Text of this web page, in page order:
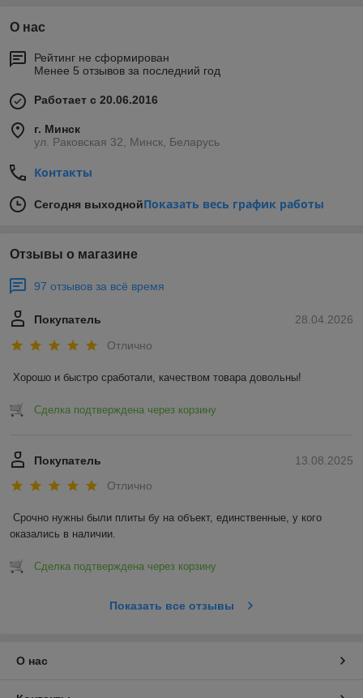
О нас
Рейтинг не сформирован
Менее 5 отзывов за последний год
Работает с 20.06.2016
г. Минск
ул. Раковская 32, Минск, Беларусь
Контакты
Сегодня выходнойПоказать весь график работы
Отзывы о магазине
97 отзывов за всё время
28.04.2026
Покупатель
Отлично
Хорошо и быстро сработали, качеством товара довольны!
Сделка подтверждена через корзину
13.08.2025
Покупатель
Отлично
Срочно нужны были плиты бу на объект, единственные, у кого
оказались в наличии.
Сделка подтверждена через корзину
Показать все отзывы
О нас